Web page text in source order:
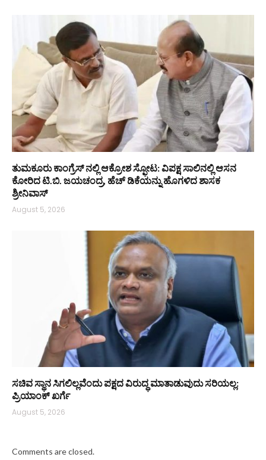
ತುಮಕೂರು ಕಾಂಗ್ರೆಸ್ ನಲ್ಲಿ ಆಕ್ರೋಶ ಸ್ಫೋಟ: ವಿಪಕ್ಷ ಸಾಲಿನಲ್ಲಿ ಆಸನ
ಕೋರಿದ ಟಿ.ಬಿ. ಜಯಚಂದ್ರ, ಹೆಚ್ ಡಿಕೆಯನ್ನು ಹೊಗಳಿದ ಶಾಸಕ
ಶ್ರೀನಿವಾಸ್
August 5, 2026
ಸಚಿವ ಸ್ಥಾನ ಸಿಗಲಿಲ್ಲವೆಂದು ಪಕ್ಷದ ವಿರುದ್ಧ ಮಾತಾಡುವುದು ಸರಿಯಲ್ಲ:
ಪ್ರಿಯಾಂಕ್ ಖರ್ಗೆ
August 5, 2026
Comments are closed.